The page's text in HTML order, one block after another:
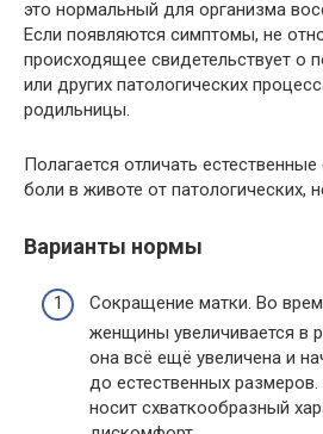
это нормальный для организма
Если появляются симптомы, не
происходящее свидетельствует о
или других патологических
родильницы.
Полагается отличать
боли в животе от патологических,
Варианты нормы
Сокращение матки. Во
женщины увеличивается в
она всё ещё увеличена и
до естественных
носит схваткообразный